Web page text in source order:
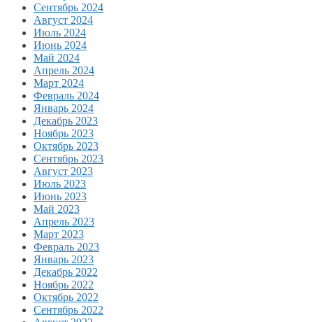
Сентябрь 2024
Август 2024
Июль 2024
Июнь 2024
Май 2024
Апрель 2024
Март 2024
Февраль 2024
Январь 2024
Декабрь 2023
Ноябрь 2023
Октябрь 2023
Сентябрь 2023
Август 2023
Июль 2023
Июнь 2023
Май 2023
Апрель 2023
Март 2023
Февраль 2023
Январь 2023
Декабрь 2022
Ноябрь 2022
Октябрь 2022
Сентябрь 2022